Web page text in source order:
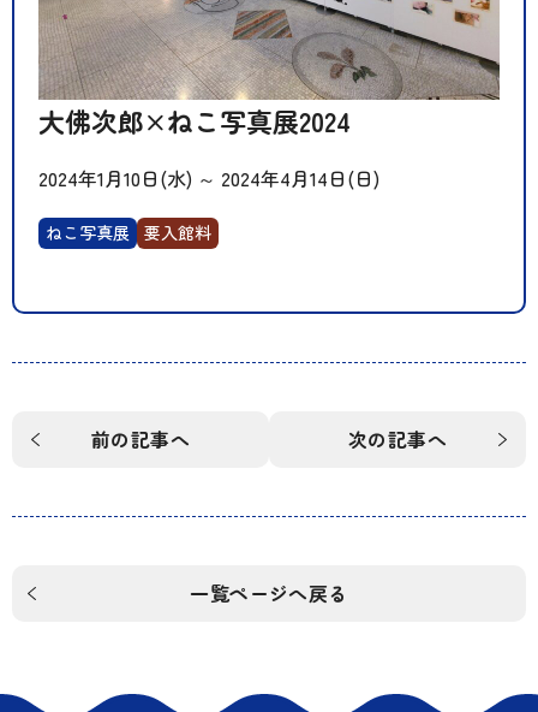
大佛次郎×ねこ写真展2024
2024年1月10日(水) ～ 2024年4月14日(日)
ねこ写真展 要入館料
前の記事へ 次の記事へ
一覧ページへ戻る